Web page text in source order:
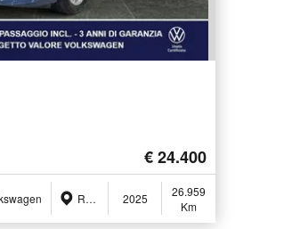
€ 24.400
Ravenna (RA) 2025
26.959
Km